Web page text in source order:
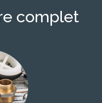
complet